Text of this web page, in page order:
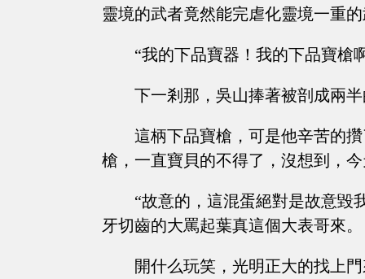
靈境的武者竟然能完虐化靈境一重
“我的下品寶器！我的下品寶槍
下一剎那，吳山捧著被剖成兩
這柄下品寶槍，可是他辛苦的
槍，一直寶貝的不得了，沒想到，
“故意的，這混蛋絕對是故意毀
牙切齒的大罵起葉真這個大表哥來。
開什么玩笑，光明正大的找上